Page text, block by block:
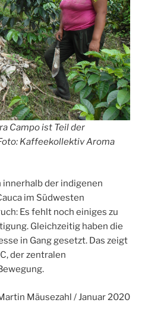
Campo ist Teil der
Kaffeekollektiv Aroma
innerhalb der indigenen
im Südwesten
Es fehlt noch einiges zu
Gleichzeitig haben die
in Gang gesetzt. Das zeigt
der zentralen
Mäusezahl / Januar 2020